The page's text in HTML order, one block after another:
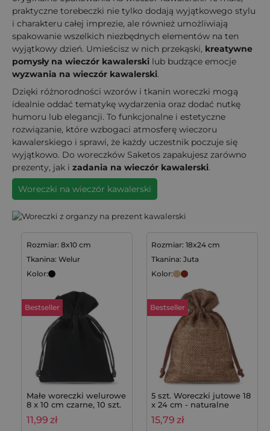
praktyczne torebeczki nie tylko dodają wyjątkowego stylu
i charakteru całej imprezie, ale również umożliwiają
spakowanie wszelkich niezbędnych elementów na ten
wyjątkowy dzień. Umieścisz w nich przekąski, kreatywne
pomysły na wieczór kawalerski lub budzące emocje
wyzwania na wieczór kawalerski.
Dzięki różnorodności wzorów i tkanin woreczki mogą
idealnie oddać tematykę wydarzenia oraz dodać nutkę
humoru lub elegancji. To funkcjonalne i estetyczne
rozwiązanie, które wzbogaci atmosferę wieczoru
kawalerskiego i sprawi, że każdy uczestnik poczuje się
wyjątkowo. Do woreczków Saketos zapakujesz zarówno
prezenty, jak i zadania na wieczór kawalerski.
Woreczki na wieczór kawalerski
Rozmiar: 8x10 cm
Tkanina: Welur
Kolor:
Bestseller
Małe woreczki welurowe
8 x 10 cm czarne, 10 szt.
11,99 zł
Rozmiar: 18x24 cm
Tkanina: Juta
Kolor:
Bestseller
5 szt. Woreczki jutowe 18
x 24 cm - naturalne
15,79 zł